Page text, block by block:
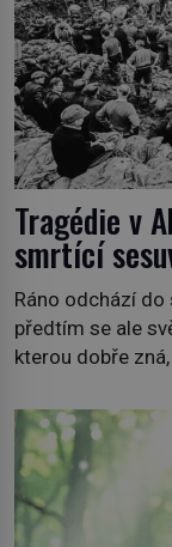
Tragédie v
smrtící
Ráno odchází
předtím se ale
kterou dobře
později je
osud? Dne 21.